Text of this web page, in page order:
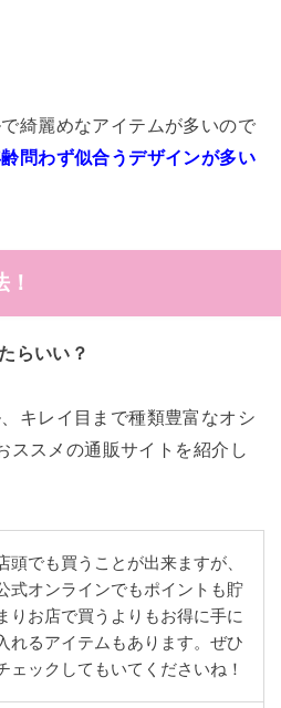
綺麗めなアイテムが多いので
問わず似合うデザインが多い
らいい？
キレイ目まで種類豊富なオシ
ススメの通販サイトを紹介し
頭でも買うことが出来ますが、
式オンラインでもポイントも貯
りお店で買うよりもお得に手に
れるアイテムもあります。ぜひ
ェックしてもいてくださいね！